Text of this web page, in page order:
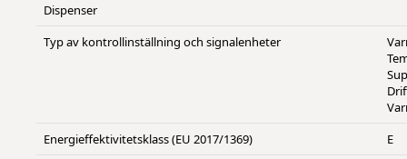
Dispenser
Typ av kontrollinställning och signalenheter
Energieffektivitetsklass (EU 2017/1369)
E